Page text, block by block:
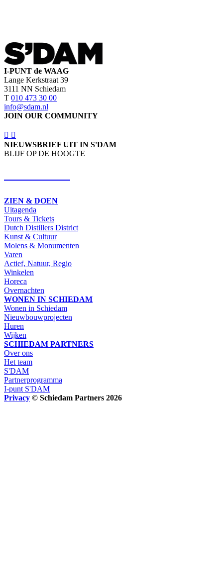
I-PUNT de WAAG
Lange Kerkstraat 39
3111 NN Schiedam
T 010 473 30 00
info@sdam.nl
JOIN OUR COMMUNITY
NIEUWSBRIEF UIT IN S'DAM
BLIJF OP DE HOOGTE
ZIEN & DOEN
Uitagenda
Tours & Tickets
Dutch Distillers District
Kunst & Cultuur
Molens & Monumenten
Varen
Actief, Natuur, Regio
Winkelen
Horeca
Overnachten
WONEN IN SCHIEDAM
Wonen in Schiedam
Nieuwbouwprojecten
Huren
Wijken
SCHIEDAM PARTNERS
Over ons
Het team
S'DAM
Partnerprogramma
I-punt S'DAM
Privacy © Schiedam Partners 2026